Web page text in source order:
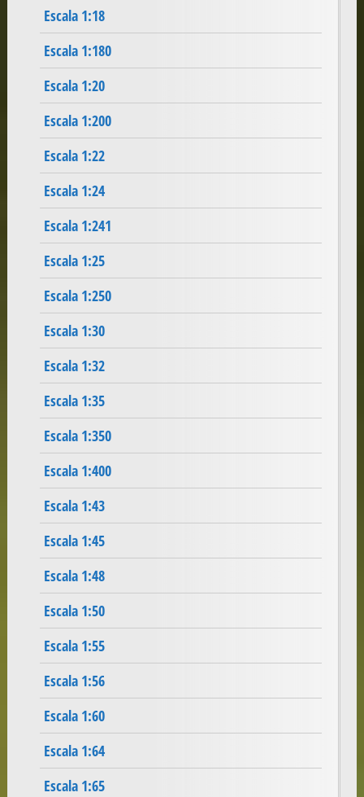
Escala 1:18
Escala 1:180
Escala 1:20
Escala 1:200
Escala 1:22
Escala 1:24
Escala 1:241
Escala 1:25
Escala 1:250
Escala 1:30
Escala 1:32
Escala 1:35
Escala 1:350
Escala 1:400
Escala 1:43
Escala 1:45
Escala 1:48
Escala 1:50
Escala 1:55
Escala 1:56
Escala 1:60
Escala 1:64
Escala 1:65